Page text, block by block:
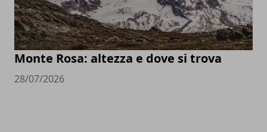
Monte Rosa: altezza e dove si trova
28/07/2026